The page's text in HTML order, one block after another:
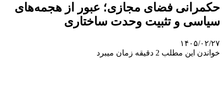
حکمرانی فضای مجازی؛ عبور از هجمه‌های
سیاسی و تثبیت وحدت ساختاری
۱۴۰۵/۰۲/۲۷
خواندن این مطلب 2 دقیقه زمان میبرد